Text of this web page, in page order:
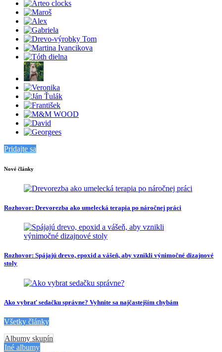
Pridajte sa
Nové články
Rozhovor: Drevorezba ako umelecká terapia po náročnej práci
Rozhovor: Spájajú drevo, epoxid a vášeň, aby vznikli výnimočné dizajnové
stoly
Ako vybrať sedačku správne? Vyhnite sa najčastejším chybám
Všetky články
Albumy skupín
Iné albumy